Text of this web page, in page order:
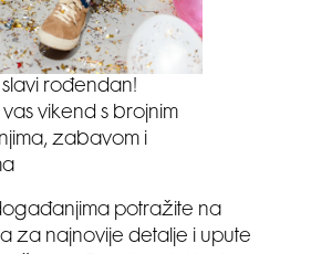
slavi rođendan!
vikend s brojnim
zabavom i
potražite na
a za najnovije detalje i upute